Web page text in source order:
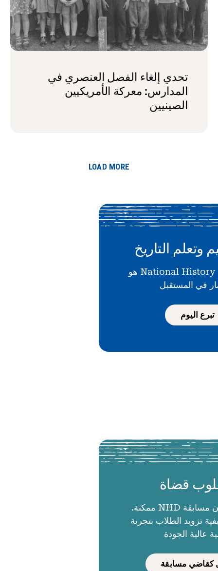
تحدي إلغاء الفصل العنصري في
المدارس: معركة الأمريكيين
الصينيين
LOAD MORE
وتعلم التاريخ
دعمك لـ National History Day هو
في المستقبل
تبرع اليوم
قضاة
الحكام يجعلون مسابقة NHD ممكنة.
تزويد الطلاب بتجربة
عالية الجودة
مسابقة